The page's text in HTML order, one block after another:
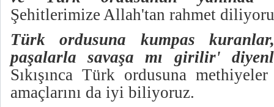
Şehitlerimize Allah'tan rahmet
Türk ordusuna kumpas
paşalarla savaşa mı girilir'
Sıkışınca Türk ordusuna
amaçlarını da iyi biliyoruz.